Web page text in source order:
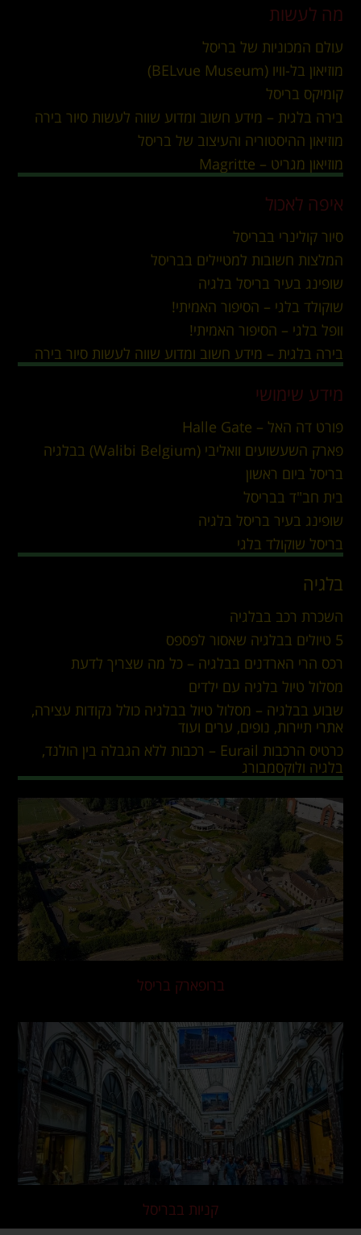
מה לעשות
עולם המכוניות של בריסל
מוזיאון בל-וויו (BELvue Museum)
קומיקס בריסל
בירה בלגית – מידע חשוב ומדוע שווה לעשות סיור בירה
מוזיאון ההיסטוריה והעיצוב של בריסל
מוזיאון מגריט – Magritte
איפה לאכול
סיור קולינרי בבריסל
המלצות חשובות למטיילים בבריסל
שופינג בעיר בריסל בלגיה
שוקולד בלגי – הסיפור האמיתי!
וופל בלגי – הסיפור האמיתי!
בירה בלגית – מידע חשוב ומדוע שווה לעשות סיור בירה
מידע שימושי
פורט דה האל – Halle Gate
פארק השעשועים וואליבי (Walibi Belgium) בבלגיה
בריסל ביום ראשון
בית חב"ד בבריסל
שופינג בעיר בריסל בלגיה
בריסל שוקולד בלגי
בלגיה
השכרת רכב בבלגיה
5 טיולים בבלגיה שאסור לפספס
רכס הרי הארדנים בבלגיה – כל מה שצריך לדעת
מסלול טיול בלגיה עם ילדים
שבוע בבלגיה – מסלול טיול בבלגיה כולל נקודות עצירה,
אתרי תיירות, נופים, ערים ועוד
כרטיס הרכבות Eurail – רכבות ללא הגבלה בין הולנד,
בלגיה ולוקסמבורג
ברופארק בריסל
קניות בבריסל